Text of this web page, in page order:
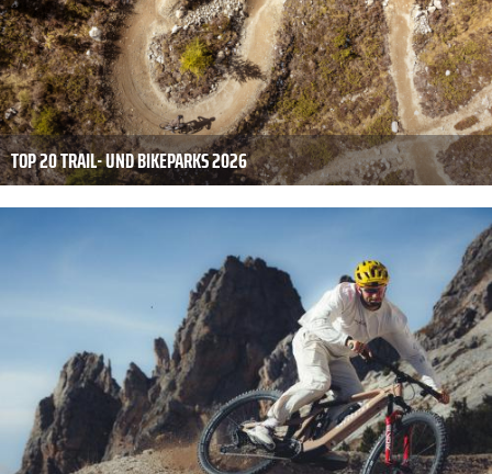
TOP 20 TRAIL- UND BIKEPARKS 2026